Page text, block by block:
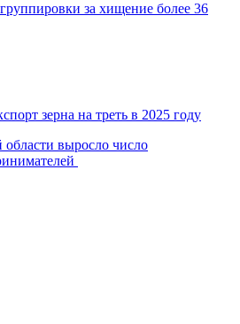
за хищение более 36
зерна на треть в 2025 году
выросло число